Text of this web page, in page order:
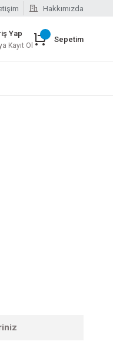
Hakkımızda
Yap
Kayıt Ol
Sepetim